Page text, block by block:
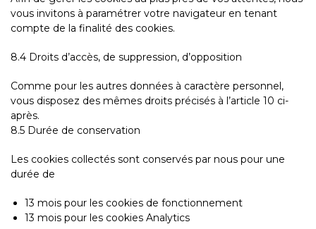
vous invitons à paramétrer votre navigateur en tenant
compte de la finalité des cookies.
8.4 Droits d’accès, de suppression, d’opposition
Comme pour les autres données à caractère personnel,
vous disposez des mêmes droits précisés à l’article 10 ci-
après.
8.5 Durée de conservation
Les cookies collectés sont conservés par nous pour une
durée de
13 mois pour les cookies de fonctionnement
13 mois pour les cookies Analytics